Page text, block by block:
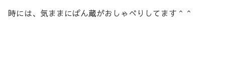
時には、気ままにぱん蔵がおしゃべりしてます＾＾